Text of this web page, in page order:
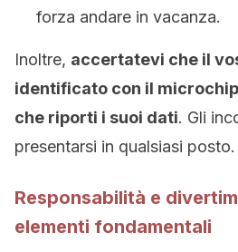
forza andare in vacanza.
Inoltre, accertatevi che il
identificato con il
che riporti i suoi dati. Gli
presentarsi in qualsiasi posto.
Responsabilità e
elementi fondamentali